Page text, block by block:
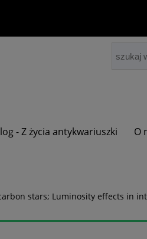
- Z życia antykwariuszki O
stars; Luminosity effects in